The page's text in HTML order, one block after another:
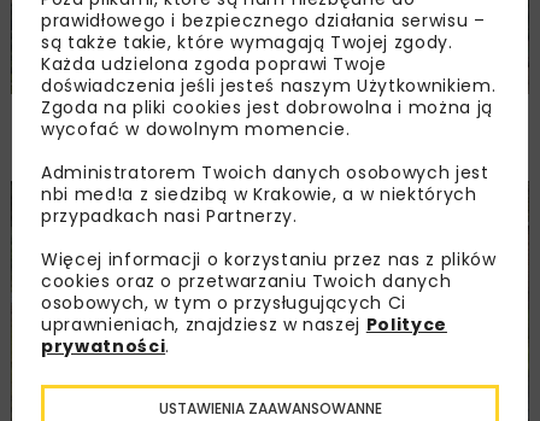
PKP PLK ogłosiły przetarg na odcinek Gdów
– Szczyrzyc projektu Podłęże–Piekiełko
DROGI INWESTYCJE WIADOMOŚCI
prawidłowego i bezpiecznego działania serwisu –
są także takie, które wymagają Twojej zgody.
Każda udzielona zgoda poprawi Twoje
doświadczenia jeśli jesteś naszym Użytkownikiem.
Zgoda na pliki cookies jest dobrowolna i można ją
wycofać w dowolnym momencie.
Administratorem Twoich danych osobowych jest
nbi med!a z siedzibą w Krakowie, a w niektórych
przypadkach nasi Partnerzy.
Więcej informacji o korzystaniu przez nas z plików
cookies oraz o przetwarzaniu Twoich danych
osobowych, w tym o przysługujących Ci
uprawnieniach, znajdziesz w naszej Polityce
prywatności.
USTAWIENIA ZAAWANSOWANNE